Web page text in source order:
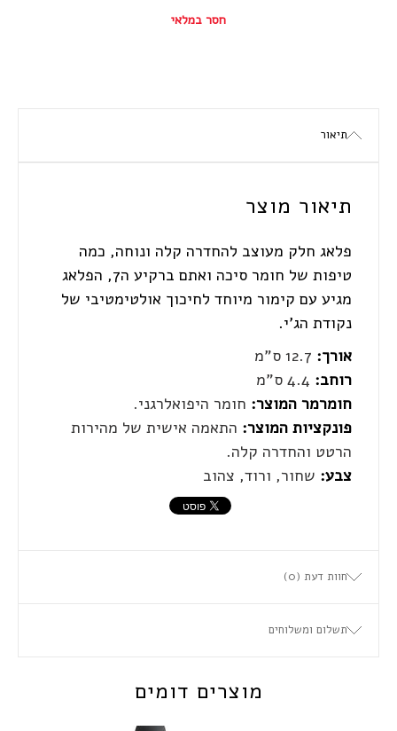
חסר במלאי
תיאור
תיאור מוצר
פלאג חלק מעוצב להחדרה קלה ונוחה, כמה
טיפות של חומר סיכה ואתם ברקיע ה7, הפלאג
מגיע עם קימור מיוחד לחיכוך אולטימטיבי של
נקודת הג'י.
אורך:
רוחב:
חומרמר המוצר: חומר היפואלרגני.
פונקציות המוצר: התאמה אישית של מהירות
הרטט והחדרה קלה.
צבע: שחור, ורוד, צהוב
חוות דעת (0)
תשלום ומשלוחים
מוצרים דומים